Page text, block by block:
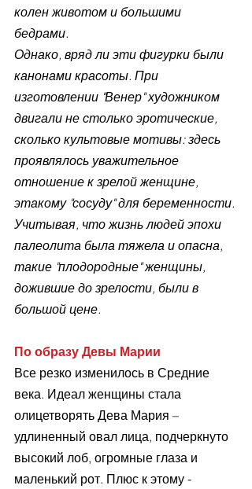
колен животом и большими
бедрами.
Однако, вряд ли эти фигурки были
канонами красоты. При
изготовлении "Венер" художником
двигали не столько эротические,
сколько культовые мотивы: здесь
проявлялось уважительное
отношение к зрелой женщине,
этакому "сосуду" для беременности.
Учитывая, что жизнь людей эпохи
палеолита была тяжела и опасна,
такие "плодородные" женщины,
дожившие до зрелости, были в
большой цене.
По образу Девы Марии
Все резко изменилось в Средние
века. Идеал женщины стала
олицетворять Дева Мария –
удлиненный овал лица, подчеркнуто
высокий лоб, огромные глаза и
маленький рот. Плюс к этому -